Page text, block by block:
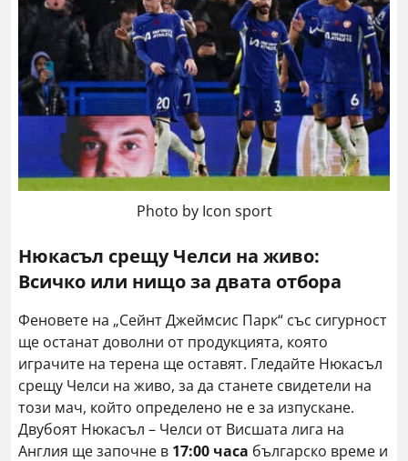
Photo by Icon sport
Нюкасъл срещу Челси на живо:
Всичко или нищо за двата отбора
Феновете на „Сейнт Джеймсис Парк“ със сигурност
ще останат доволни от продукцията, която
играчите на терена ще оставят. Гледайте Нюкасъл
срещу Челси на живо, за да станете свидетели на
този мач, който определено не е за изпускане.
Двубоят Нюкасъл – Челси от Висшата лига на
Англия ще започне в 17:00 часа българско време и